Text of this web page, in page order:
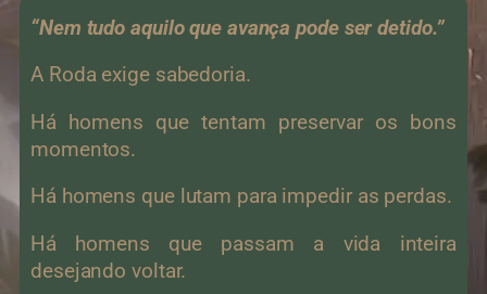
“Nem tudo aquilo que avança pode ser detido.”
A Roda exige sabedoria.
Há homens que tentam preservar os bons
momentos.
Há homens que lutam para impedir as perdas.
Há homens que passam a vida inteira
desejando voltar.